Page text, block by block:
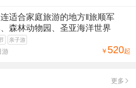
适合家庭旅游的地方‖旅顺军
森林动物园、圣亚海洋世界
亲子游
￥ 520起
游
更多